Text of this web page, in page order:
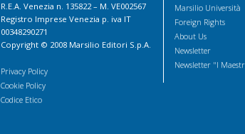
R.E.A. Venezia n. 135822 – M. VE002567
Registro Imprese Venezia p. iva IT
00348290271
Copyright © 2008 Marsilio Editori S.p.A.
Privacy Policy
Cookie Policy
Codice Etico
Marsilio Università
Foreign Rights
About Us
Newsletter
Newsletter "I